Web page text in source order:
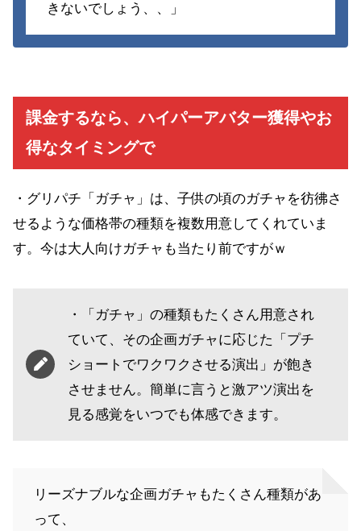
きないでしょう、、」
課金するなら、ハイパーアバター獲得やお
得なタイミングで
・グリパチ「ガチャ」は、子供の頃のガチャを彷彿さ
せるような価格帯の種類を複数用意してくれていま
す。今は大人向けガチャも当たり前ですがｗ
・「ガチャ」の種類もたくさん用意され
ていて、その企画ガチャに応じた「プチ
ショートでワクワクさせる演出」が飽き
させません。簡単に言うと激アツ演出を
見る感覚をいつでも体感できます。
リーズナブルな企画ガチャもたくさん種類があ
って、